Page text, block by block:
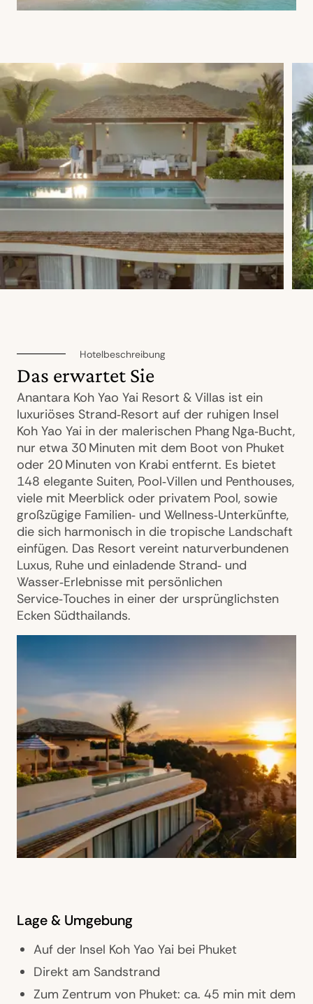
Hotelbeschreibung
Das erwartet Sie
Anantara Koh Yao Yai Resort & Villas ist ein
luxuriöses Strand‑Resort auf der ruhigen Insel
Koh Yao Yai in der malerischen Phang Nga‑Bucht,
nur etwa 30 Minuten mit dem Boot von Phuket
oder 20 Minuten von Krabi entfernt. Es bietet
148 elegante Suiten, Pool‑Villen und Penthouses,
viele mit Meerblick oder privatem Pool, sowie
großzügige Familien‑ und Wellness‑Unterkünfte,
die sich harmonisch in die tropische Landschaft
einfügen. Das Resort vereint naturverbundenen
Luxus, Ruhe und einladende Strand‑ und
Wasser‑Erlebnisse mit persönlichen
Service‑Touches in einer der ursprünglichsten
Ecken Südthailands.
Lage & Umgebung
Auf der Insel Koh Yao Yai bei Phuket
Direkt am Sandstrand
Zum Zentrum von Phuket: ca. 45 min mit dem